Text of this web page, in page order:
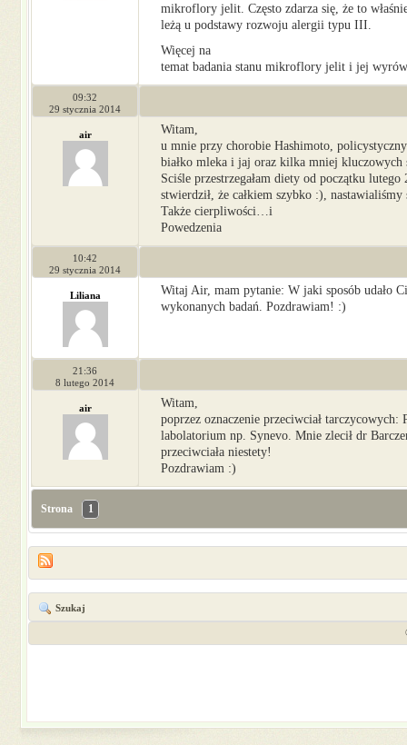
mikroflory jelit. Często zdarza się, że to
leżą u podstawy rozwoju alergii typu III.
Więcej na
temat badania stanu mikroflory jelit i jej
09:32
29 stycznia 2014
air
Witam,
u mnie przy chorobie Hashimoto,
białko mleka i jaj oraz kilka mniej kluczowych
Sciśle przestrzegałam diety od początku
stwierdził, że całkiem szybko :),
Także cierpliwości…i
Powedzenia
10:42
29 stycznia 2014
Liliana
Witaj Air, mam pytanie: W jaki sposób udało
wykonanych badań. Pozdrawiam! :)
21:36
8 lutego 2014
air
Witam,
poprzez oznaczenie przeciwciał
labolatorium np. Synevo. Mnie zlecił dr
przeciwciała niestety!
Pozdrawiam :)
Strona 1
Szukaj